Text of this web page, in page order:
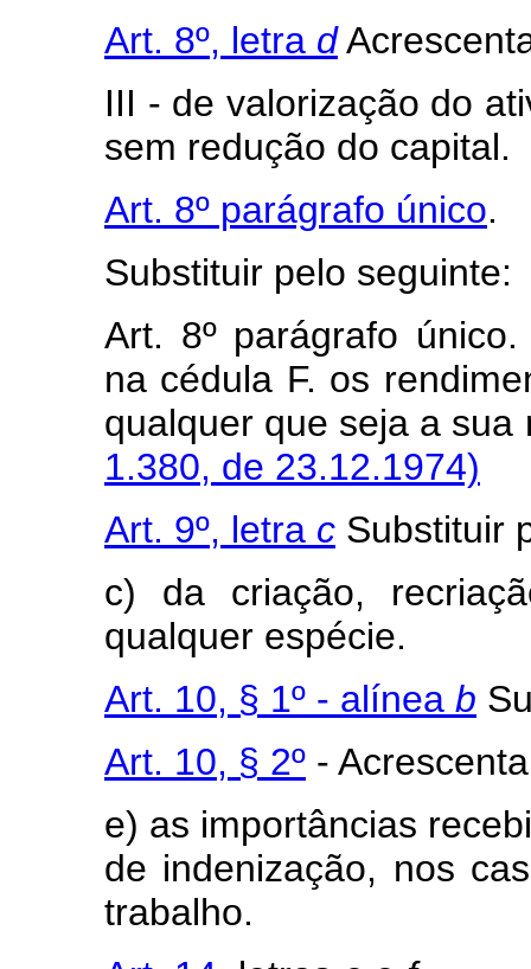
Art. 8º, letra d
III - de valorização do
sem redução do capital.
Art. 8º parágrafo único.
Substituir pelo seguinte:
Art. 8º parágrafo
na cédula F. os
qualquer que seja
1.380, de 23.12.1974)
Art. 9º, letra c Substituir
c) da criação,
qualquer espécie.
Art. 10, § 1º - alínea b
Art. 10, § 2º -
e) as importâncias
de indenização, nos
trabalho.